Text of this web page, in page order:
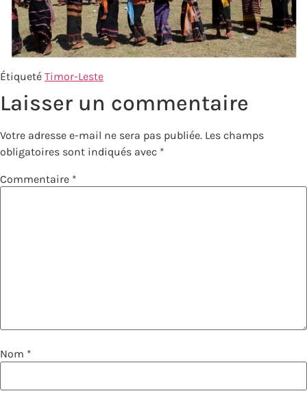
Étiqueté Timor-Leste
Laisser un commentaire
Votre adresse e-mail ne sera pas publiée. Les champs
obligatoires sont indiqués avec *
Commentaire *
Nom *